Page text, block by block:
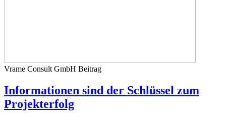
Vrame Consult GmbH Beitrag
Informationen sind der Schlüssel zum
Projekterfolg